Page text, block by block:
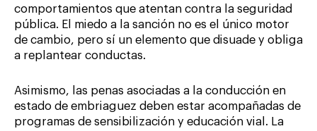
comportamientos que atentan contra la seguridad
pública. El miedo a la sanción no es el único motor
de cambio, pero sí un elemento que disuade y obliga
a replantear conductas.
Asimismo, las penas asociadas a la conducción en
estado de embriaguez deben estar acompañadas de
programas de sensibilización y educación vial. La